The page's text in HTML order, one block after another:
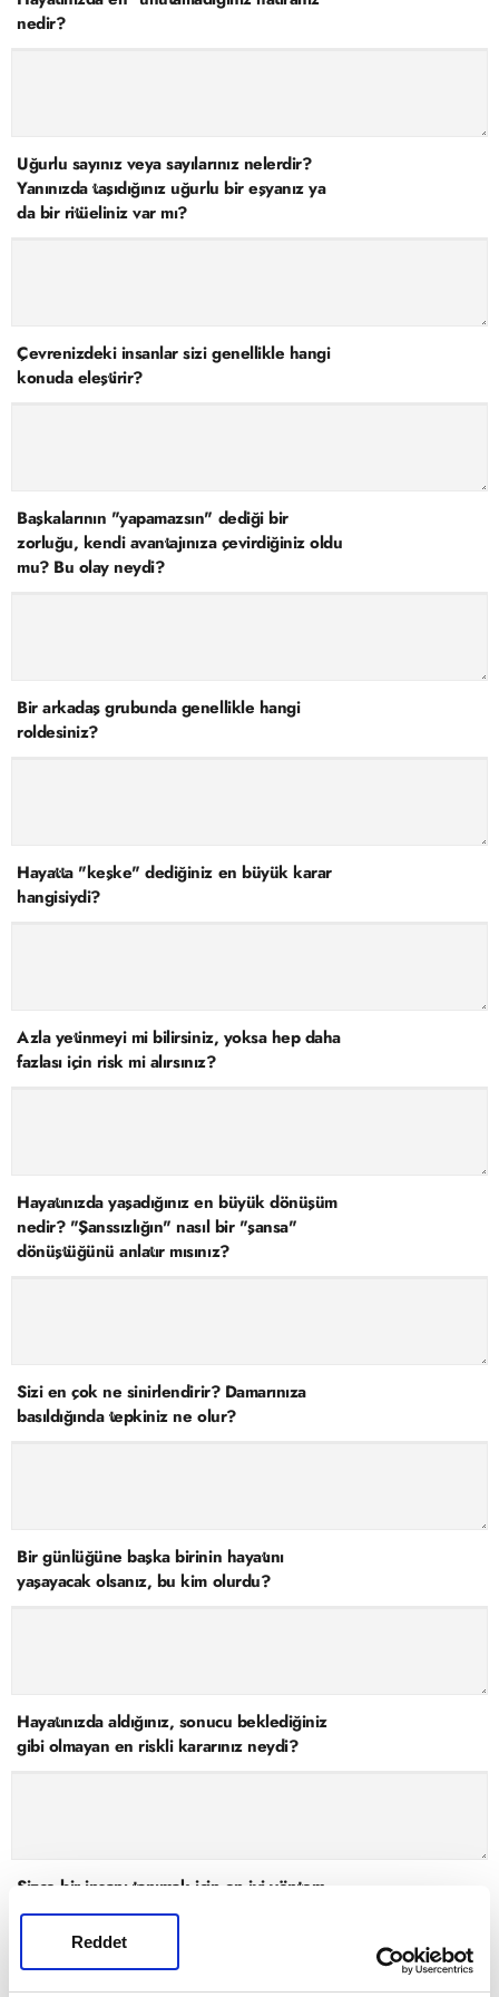
Reddet
nedir?
Uğurlu sayınız veya sayılarınız nelerdir?
Yanınızda taşıdığınız uğurlu bir eşyanız ya
da bir ritüeliniz var mı?
Çevrenizdeki insanlar sizi genellikle hangi
konuda eleştirir?
Başkalarının "yapamazsın" dediği bir
zorluğu, kendi avantajınıza çevirdiğiniz oldu
mu? Bu olay neydi?
Bir arkadaş grubunda genellikle hangi
roldesiniz?
Hayatta "keşke" dediğiniz en büyük karar
hangisiydi?
Azla yetinmeyi mi bilirsiniz, yoksa hep daha
fazlası için risk mi alırsınız?
Hayatınızda yaşadığınız en büyük dönüşüm
nedir? "Şanssızlığın" nasıl bir "şansa"
dönüştüğünü anlatır mısınız?
Sizi en çok ne sinirlendirir? Damarınıza
basıldığında tepkiniz ne olur?
Bir günlüğüne başka birinin hayatını
yaşayacak olsanız, bu kim olurdu?
Hayatınızda aldığınız, sonucu beklediğiniz
gibi olmayan en riskli kararınız neydi?
Sizce bir insanı tanımak için en iyi yöntem
nedir?